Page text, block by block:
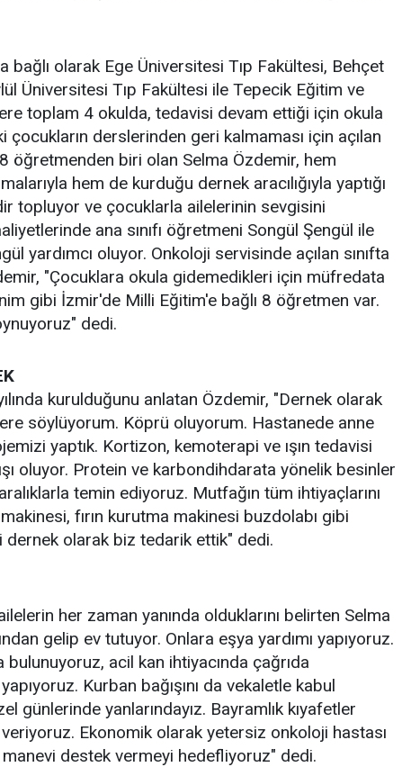
bağlı olarak Ege Üniversitesi Tıp Fakültesi, Behçet
Üniversitesi Tıp Fakültesi ile Tepecik Eğitim ve
toplam 4 okulda, tedavisi devam ettiği için okula
derslerinden geri kalmaması için açılan
öğretmenden biri olan Selma Özdemir, hem
hem de kurduğu dernek aracılığıyla yaptığı
topluyor ve çocuklarla ailelerinin sevgisini
ana sınıfı öğretmeni Songül Şengül ile
yardımcı oluyor. Onkoloji servisinde açılan sınıfta
"Çocuklara okula gidemedikleri için müfredata
gibi İzmir'de Milli Eğitim'e bağlı 8 öğretmen var.
dedi.
kurulduğunu anlatan Özdemir, "Dernek olarak
söylüyorum. Köprü oluyorum. Hastanede anne
yaptık. Kortizon, kemoterapi ve ışın tedavisi
oluyor. Protein ve karbondihdarata yönelik besinler
temin ediyoruz. Mutfağın tüm ihtiyaçlarını
fırın kurutma makinesi buzdolabı gibi
olarak biz tedarik ettik" dedi.
her zaman yanında olduklarını belirten Selma
gelip ev tutuyor. Onlara eşya yardımı yapıyoruz.
bulunuyoruz, acil kan ihtiyacında çağrıda
Kurban bağışını da vekaletle kabul
günlerinde yanlarındayız. Bayramlık kıyafetler
Ekonomik olarak yetersiz onkoloji hastası
destek vermeyi hedefliyoruz" dedi.